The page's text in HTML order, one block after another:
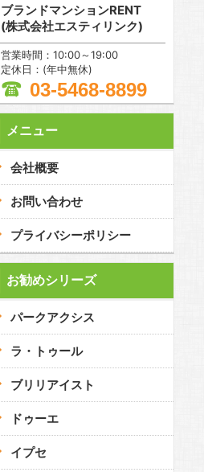
ブランドマンションRENT
(株式会社エスティリンク)
営業時間：10:00～19:00
定休日：(年中無休)
03-5468-8899
メニュー
会社概要
お問い合わせ
プライバシーポリシー
お勧めシリーズ
パークアクシス
ラ・トゥール
ブリリアイスト
ドゥーエ
イプセ